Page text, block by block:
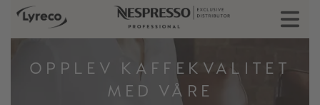
OPPLEV KAFFEKVALITET
MED VÅRE